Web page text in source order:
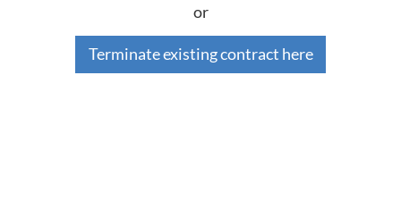
or
Terminate existing contract here